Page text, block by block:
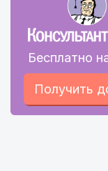
Бесплатно
Получить